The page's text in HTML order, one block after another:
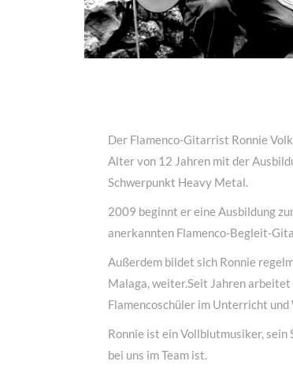
Der Flamenco-Gitarrist Ronnie
Alter von 12 Jahren mit der
Schwerpunkt Heavy Metal.
2009 beginnt er eine Ausbildung
anerkannten Flamenco-Begleit-
Außerdem bildet sich Ronnie
Malaga, weiter.Seit Jahren
Flamencoschüler im Unterricht
Ronnie ist ein Vollblutmusiker,
bei uns im Team ist.